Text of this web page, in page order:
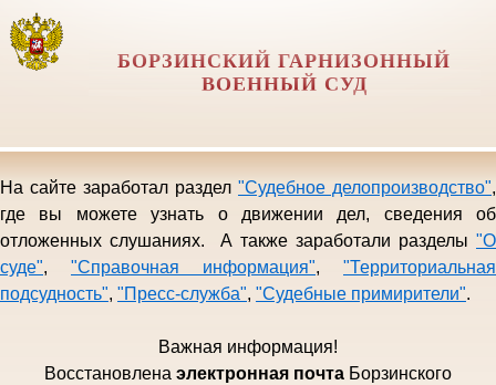
БОРЗИНСКИЙ ГАРНИЗОННЫЙ
ВОЕННЫЙ СУД
На сайте заработал раздел "Судебное делопроизводство",
где вы можете узнать о движении дел, сведения об
отложенных слушаниях. А также заработали разделы "О
суде", "Справочная информация", "Территориальная
подсудность", "Пресс-служба", "Судебные примирители".
Важная информация!
Восстановлена электронная почта Борзинского